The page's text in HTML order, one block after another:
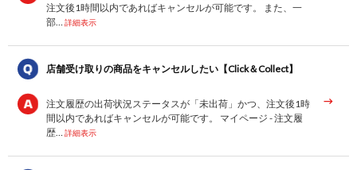
注文後1時間以内であればキャンセルが可能です。 また、一
部…
詳細表示
店舗受け取りの商品をキャンセルしたい【Click＆Collect】
注文履歴の出荷状況ステータスが「未出荷」かつ、注文後1時
間以内であればキャンセルが可能です。 マイページ - 注文履
歴…
詳細表示